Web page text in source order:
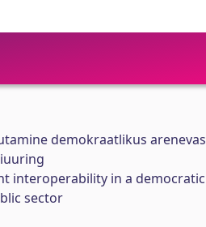
demokraatlikus arenevas
interoperability in a democratic
sector